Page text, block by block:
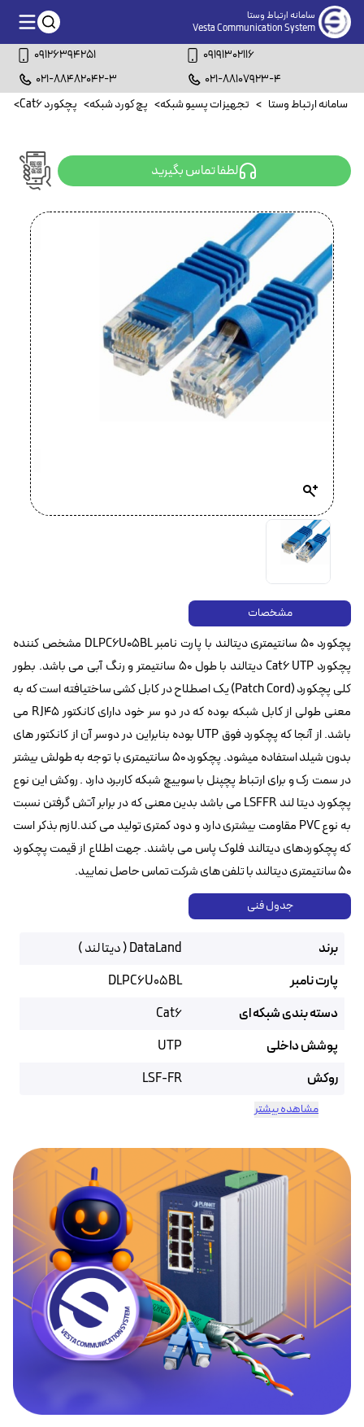
سامانه ارتباط وستا
Vesta Communication System
09126394251
09191302116
021-88482042-3
021-88107923-4
سامانه ارتباط وستا > تجهیزات پسیو شبکه> پچ کورد شبکه> پچکورد Cat6 >
لطفا تماس بگیرید
مشخصات
پچکورد 50 سانتیمتری دیتالند با پارت نامبر DLPC6U05BL مشخص کننده
پچکورد Cat6 UTP‌ دیتالند با طول 50 سانتیمتر و رنگ آبی می باشد. بطور
کلی پچکورد (Patch Cord) یک اصطلاح در کابل کشی ساختیافته است که به
معنی طولی از کابل شبکه بوده که در دو سر خود دارای کانکتور RJ45 می
باشد. از آنجا که پچکورد فوق UTP بوده بنابراین در دوسر آن از کانکتور های
بدون شیلد استفاده میشود. پچکورد 50 سانتیمتری با توجه به طولش بیشتر
در سمت رک و برای ارتباط پچپنل با سوییچ شبکه کاربرد دارد . روکش این نوع
پچکورد دیتا لند LSFFR می باشد بدین معنی که در برابر آتش گرفتن نسبت
به نوع PVC مقاومت بیشتری دارد و دود کمتری تولید می کند.لازم بذکر است
که پچکوردهای دیتالند فلوک پاس می باشند. جهت اطلاع از قیمت پچکورد
50 سانتیمتری دیتالند با تلفن های شرکت تماس حاصل نمایید.
جدول فنی
برند
DataLand ( دیتا لند )
پارت نامبر
DLPC6U05BL
دسته بندی شبکه ای
Cat6
پوشش داخلی
UTP
روکش
LSF-FR
مشاهده بیشتر